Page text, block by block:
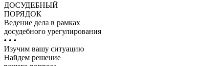
ДОСУДЕБНЫЙ
ПОРЯДОК
Ведение дела в рамках
досудебного урегулирования
• • •
Изучим вашу ситуацию
Найдем решение